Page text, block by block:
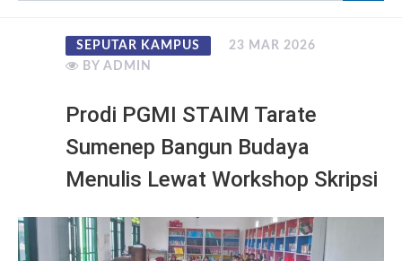
SEPUTAR KAMPUS
23 MAR 2026
BY ADMIN
Prodi PGMI STAIM Tarate
Sumenep Bangun Budaya
Menulis Lewat Workshop Skripsi